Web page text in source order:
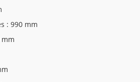
: 990 mm
mm